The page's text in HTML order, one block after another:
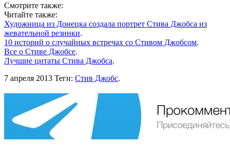
Смотрите также:
Читайте также:
Художница из Донецка создала портрет Стива Джобса из
жевательной резинки.
10 историй о случайных встречах со Стивом Джобсом.
Все о Стиве Джобсе.
Лучшие цитаты Стива Джобса.
7 апреля 2013 Теги: Стив Джобс.